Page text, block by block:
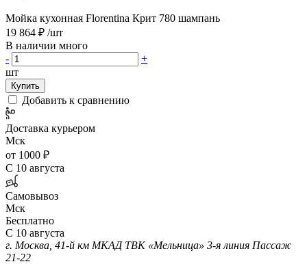
Мойка кухонная Florentina Крит 780 шампань
19 864 ₽ /шт
В наличии много
-
+
шт
Купить
Добавить к сравнению
Доставка курьером
Мск
от 1000 ₽
С 10 августа
Самовывоз
Мск
Бесплатно
С 10 августа
г. Москва, 41-й км МКАД ТВК «Мельница» 3-я линия Пассаж
21-22